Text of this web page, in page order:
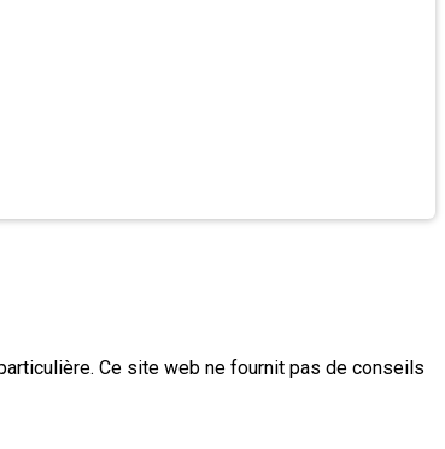
Ce site web ne fournit pas de conseils